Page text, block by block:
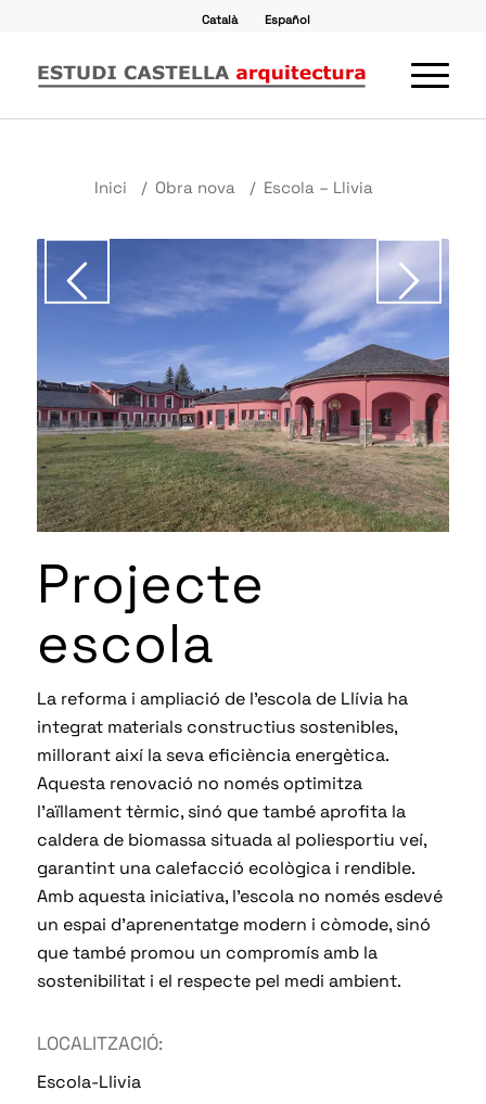
Català Español
Inici / Obra nova / Escola – Llivia
Projecte
escola
La reforma i ampliació de l’escola de Llívia ha
integrat materials constructius sostenibles,
millorant així la seva eficiència energètica.
Aquesta renovació no només optimitza
l’aïllament tèrmic, sinó que també aprofita la
caldera de biomassa situada al poliesportiu veí,
garantint una calefacció ecològica i rendible.
Amb aquesta iniciativa, l’escola no només esdevé
un espai d’aprenentatge modern i còmode, sinó
que també promou un compromís amb la
sostenibilitat i el respecte pel medi ambient.
LOCALITZACIÓ:
Escola-Llivia